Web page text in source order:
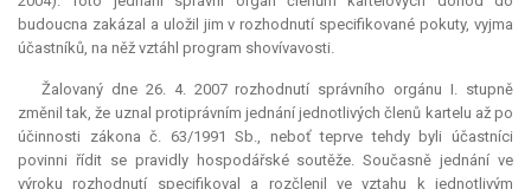
budoucna zakázal a uložil jim v rozhodnutí specifikované pokuty, vyjma
účastníků, na něž vztáhl program shovívavosti.
Žalovaný dne 26. 4. 2007 rozhodnutí správního orgánu I. stupně
změnil tak, že uznal protiprávním jednání jednotlivých členů kartelu až po
účinnosti zákona č. 63/1991 Sb., neboť teprve tehdy byli účastníci
povinni řídit se pravidly hospodářské soutěže. Současně jednání ve
výroku rozhodnutí specifikoval a rozčlenil ve vztahu k jednotlivým